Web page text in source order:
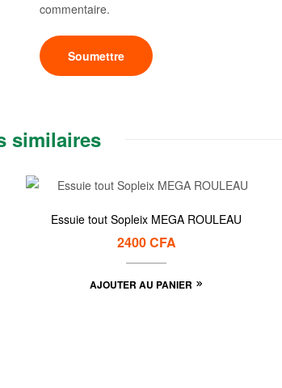
commentaire.
similaires
Essuie tout Sopleix MEGA ROULEAU
2400CFA
AJOUTER AU PANIER